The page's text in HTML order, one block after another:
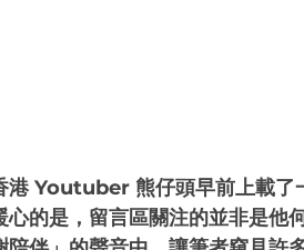
港 Youtuber 熊仔頭早前上載了
心的是，留言區關注的並非是他